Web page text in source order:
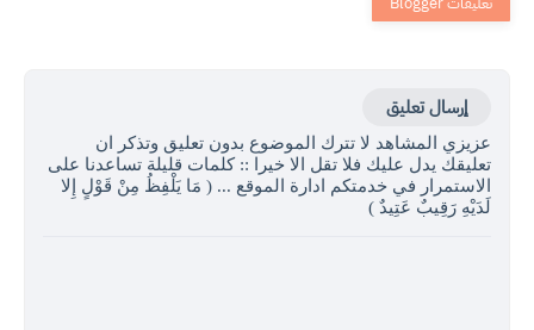
إرسال تعليق
عزيزي المشاهد لا تترك الموضوع بدون تعليق وتذكر ان
تعليقك يدل عليك فلا تقل الا خيرا :: كلمات قليلة تساعدنا على
الاستمرار في خدمتكم ادارة الموقع ... ( مَا يَلْفِظُ مِنْ قَوْلٍ إِلا
لَدَيْهِ رَقِيبٌ عَتِيدٌ )